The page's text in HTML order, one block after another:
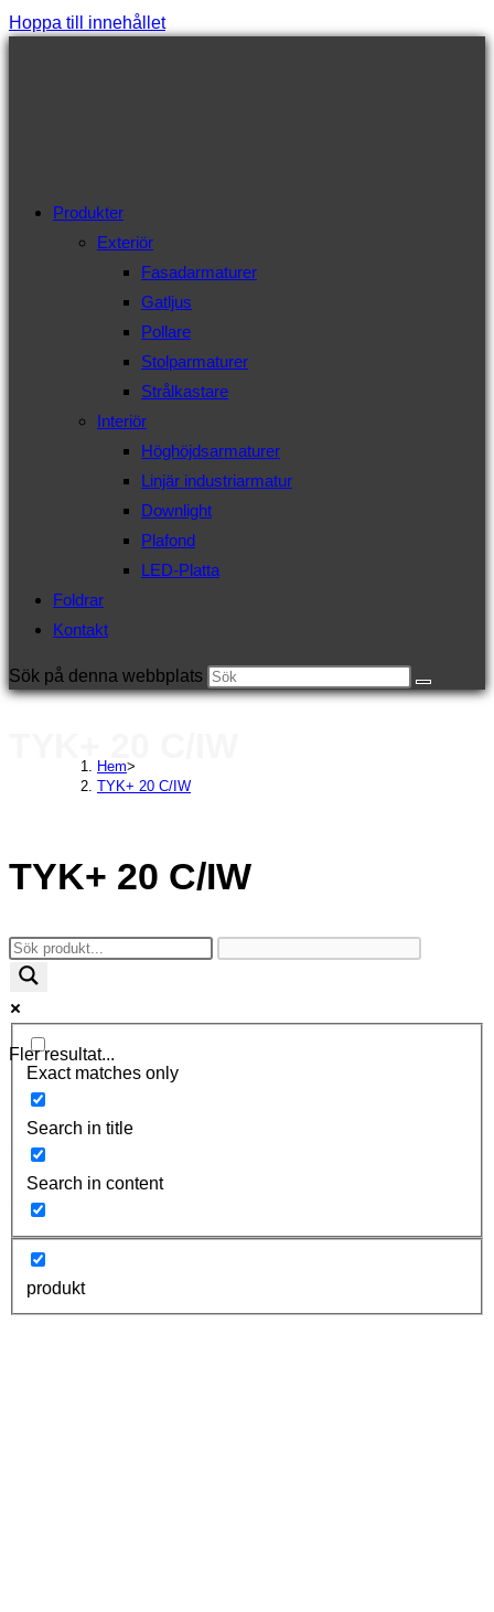
Hoppa till innehållet
Produkter
Exteriör
Fasadarmaturer
Gatljus
Pollare
Stolparmaturer
Strålkastare
Interiör
Höghöjdsarmaturer
Linjär industriarmatur
Downlight
Plafond
LED-Platta
Foldrar
Kontakt
Sök på denna webbplats
Hem>
TYK+ 20 C/IW
TYK+ 20 C/IW
Fler resultat...
Exact matches only
Search in title
Search in content
produkt